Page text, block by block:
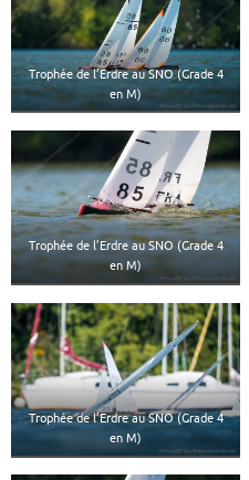
Trophée de l’Erdre au SNO (Grade 4
en M)
Trophée de l’Erdre au SNO (Grade 4
en M)
Trophée de l’Erdre au SNO (Grade 4
en M)